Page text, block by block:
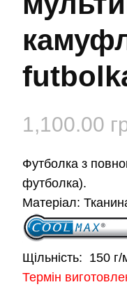
1,100.00
Футболка з
футболка).
Матеріал:
Щільність: 150 г/
Термін